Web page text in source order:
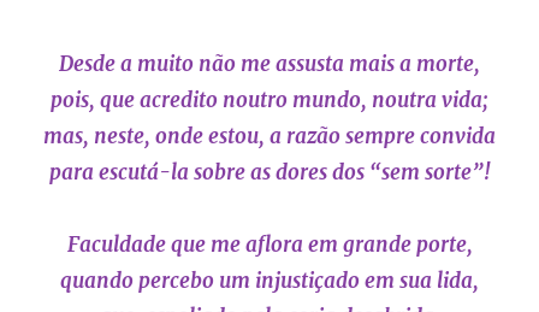
Desde a muito não me assusta mais a morte,
pois, que acredito noutro mundo, noutra vida;
mas, neste, onde estou, a razão sempre convida
para escutá-la sobre as dores dos “sem sorte”!
Faculdade que me aflora em grande porte,
quando percebo um injustiçado em sua lida,